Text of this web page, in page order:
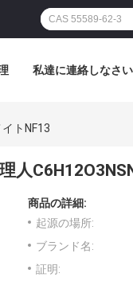
私達に連絡しなさい
トNF13
人
商品の詳細:
起源の場所:
ブランド名:
証明: